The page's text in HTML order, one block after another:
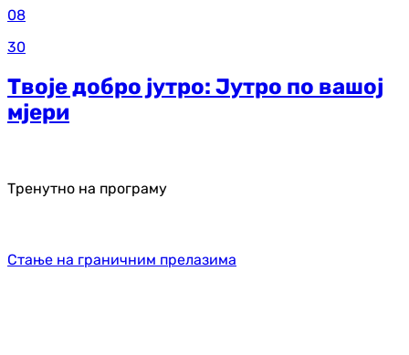
08
30
Твоје добро јутро: Јутро по вашој
мјери
Тренутно на програму
Стање на граничним прелазима